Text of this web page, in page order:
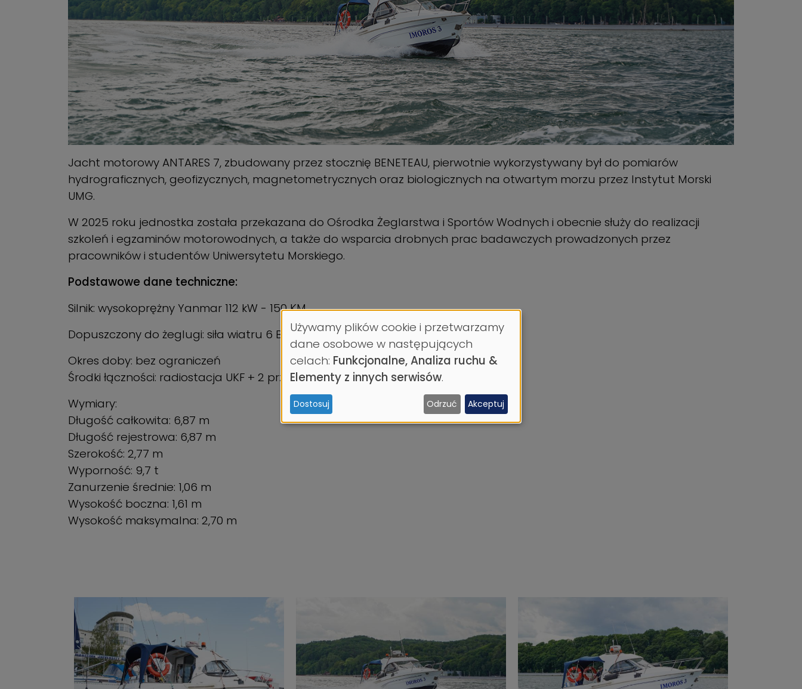
Jacht motorowy ANTARES 7, zbudowany przez stocznię BENETEAU, pierwotnie wykorzystywany był do pomiarów
hydrograficznych, geofizycznych, magnetometrycznych oraz biologicznych na otwartym morzu przez Instytut Morski
UMG.
W 2025 roku jednostka została przekazana do Ośrodka Żeglarstwa i Sportów Wodnych i obecnie służy do realizacji
szkoleń i egzaminów motorowodnych, a także do wsparcia drobnych prac badawczych prowadzonych przez
pracowników i studentów Uniwersytetu Morskiego.
Podstawowe dane techniczne:
Silnik: wysokoprężny Yanmar 112 kW - 150 KM
Dopuszczony do żeglugi: siła wiatru 6 B, stan morza 3. Rejon wolny od lodów
Okres doby: bez ograniczeń
Środki łączności: radiostacja UKF + 2 przenośne radiostacje morskie walkie-talkie
Wymiary:
Długość całkowita: 6,87 m
Długość rejestrowa: 6,87 m
Szerokość: 2,77 m
Wyporność: 9,7 t
Zanurzenie średnie: 1,06 m
Wysokość boczna: 1,61 m
Wysokość maksymalna: 2,70 m
Wykorzystanie
danych
osobowych
i
Używamy plików cookie i przetwarzamy
dane osobowe w następujących
celach: Funkcjonalne, Analiza ruchu &
Elementy z innych serwisów.
Dostosuj Odrzuć Akceptuj